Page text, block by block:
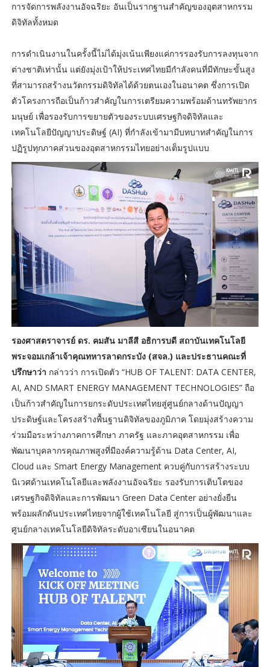
การจัดการพลังงานอัจฉริยะ อันเป็นรากฐานสำคัญของอุตสาหกรรม
ดิจิทัลทั้งหมด
การดำเนินงานในครั้งนี้ไม่ได้มุ่งเน้นเพียงแค่การรองรับการลงทุนจาก
ต่างชาติเท่านั้น แต่ยังมุ่งเป้าให้ประเทศไทยมีกำลังคนที่มีทักษะขั้นสูง
ที่สามารถสร้างนวัตกรรมดิจิทัลได้ด้วยตนเองในอนาคต ซึ่งการเปิด
ตัวโครงการถือเป็นก้าวสำคัญในการเตรียมความพร้อมด้านทรัพยากร
มนุษย์ เพื่อรองรับการขยายตัวของระบบเศรษฐกิจดิจิทัลและ
เทคโนโลยีปัญญาประดิษฐ์ (AI) ที่กำลังเข้ามามีบทบาทสำคัญในการ
ปฏิรูปทุกภาคส่วนของอุตสาหกรรมไทยอย่างเต็มรูปแบบ
รองศาสตราจารย์ ดร. คมสัน มาลีสี อธิการบดี สถาบันเทคโนโลยี
พระจอมเกล้าเจ้าคุณทหารลาดกระบัง (สจล.) และประธานคณะที่
ปรึกษาว่า กล่าวว่า การเปิดตัว “HUB OF TALENT: DATA CENTER,
AI, AND SMART ENERGY MANAGEMENT TECHNOLOGIES” ถือ
เป็นก้าวสำคัญในการยกระดับประเทศไทยสู่ศูนย์กลางด้านปัญญา
ประดิษฐ์และโครงสร้างพื้นฐานดิจิทัลของภูมิภาค โดยมุ่งสร้างความ
ร่วมมือระหว่างภาคการศึกษา ภาครัฐ และภาคอุตสาหกรรม เพื่อ
พัฒนาบุคลากรคุณภาพสูงที่มีองค์ความรู้ด้าน Data Center, AI,
Cloud และ Smart Energy Management ควบคู่กับการสร้างระบบ
นิเวศด้านเทคโนโลยีและพลังงานอัจฉริยะ รองรับการเติบโตของ
เศรษฐกิจดิจิทัลและการพัฒนา Green Data Center อย่างยั่งยืน
พร้อมผลักดันประเทศไทยจากผู้ใช้เทคโนโลยี สู่การเป็นผู้พัฒนาและ
ศูนย์กลางเทคโนโลยีดิจิทัลระดับอาเซียนในอนาคต